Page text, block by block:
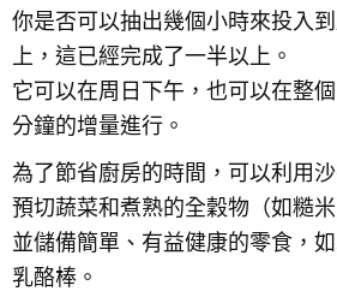
你是否可以抽出幾個小時來投入
上，這已經完成了一半以上。
它可以在周日下午，也可以在整
分鐘的增量進行。
為了節省廚房的時間，可以利用
預切蔬菜和煮熟的全穀物（如糙米
並儲備簡單、有益健康的零食，
乳酪棒。